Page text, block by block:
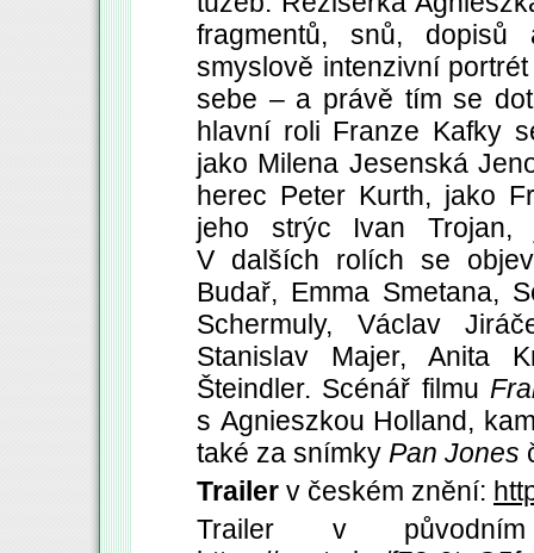
fragmentů, snů,
smyslově intenzivní
sebe – a právě tím se
hlavní roli Franze Kafky
jako Milena Jesenská
herec Peter Kurth, jako
jeho strýc Ivan Trojan,
V dalších rolích se
Budař, Emma Smetana,
Schermuly, Václav
Stanislav Majer, Anita
Šteindler. Scénář filmu
s Agnieszkou Holland,
také za snímky Pan Jones
Trailer v českém znění:
Trailer v